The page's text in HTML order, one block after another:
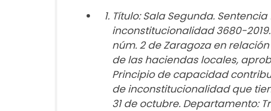
Título: Sala Segunda.
inconstitucionalidad 3680-
núm. 2 de Zaragoza en
de las haciendas locales,
Principio de capacidad
de inconstitucionalidad que
31 de octubre. Departamento: